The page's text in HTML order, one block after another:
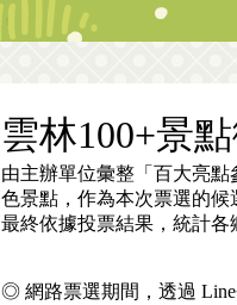
雲林100+景
由主辦單位彙整「百大亮
色景點，作為本次票選的候
最終依據投票結果，統計各
◎ 網路票選期間，透過